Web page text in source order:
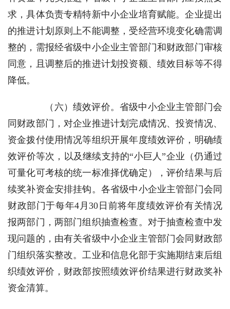
求，具体负责专精特新中小企业培育赋能。企业提出
的推进计划原则上不能调整，受经营环境变化确需调
整的，需报经省级中小企业主管部门和财政部门审核
同意，且调整后的推进计划投资额、绩效目标等不得
降低。
（六）绩效评价。省级中小企业主管部门会
同财政部门，对企业推进计划完成情况、投资情况、
资金拨付使用情况等组织开展年度绩效评价，明确绩
效评价等次，以及继续支持的“小巨人”企业（仍通过
可量化可考核的统一标准择优确定），评价结果与后
续奖补资金安排挂钩。各省级中小企业主管部门会同
财政部门于每年4月30日前将年度绩效评价有关情况
报两部门，两部门组织抽查检查。对于抽查检查中发
现问题的，由有关省级中小企业主管部门会同财政部
门组织落实整改。工业和信息化部于实施期结束后组
织绩效评价，财政部按照绩效评价结果进行财政奖补
资金清算。